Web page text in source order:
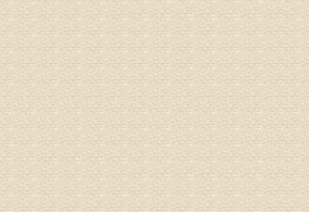
专家回
的检查
术，无
由于专